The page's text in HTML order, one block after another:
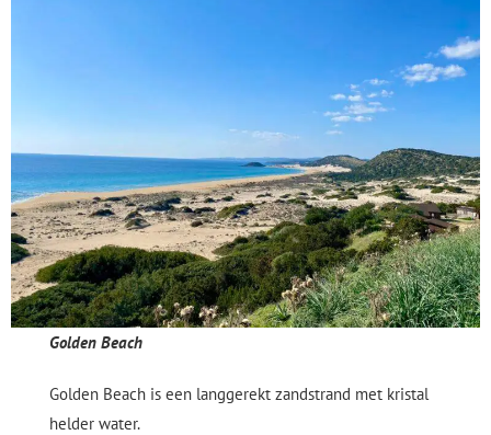
Golden Beach
Golden Beach is een langgerekt zandstrand met kristal
helder water.